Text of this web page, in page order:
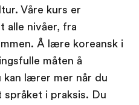
Våre kurs er
alle nivåer, fra
Å lære koreansk i
måten å
lærer mer når du
i praksis. Du